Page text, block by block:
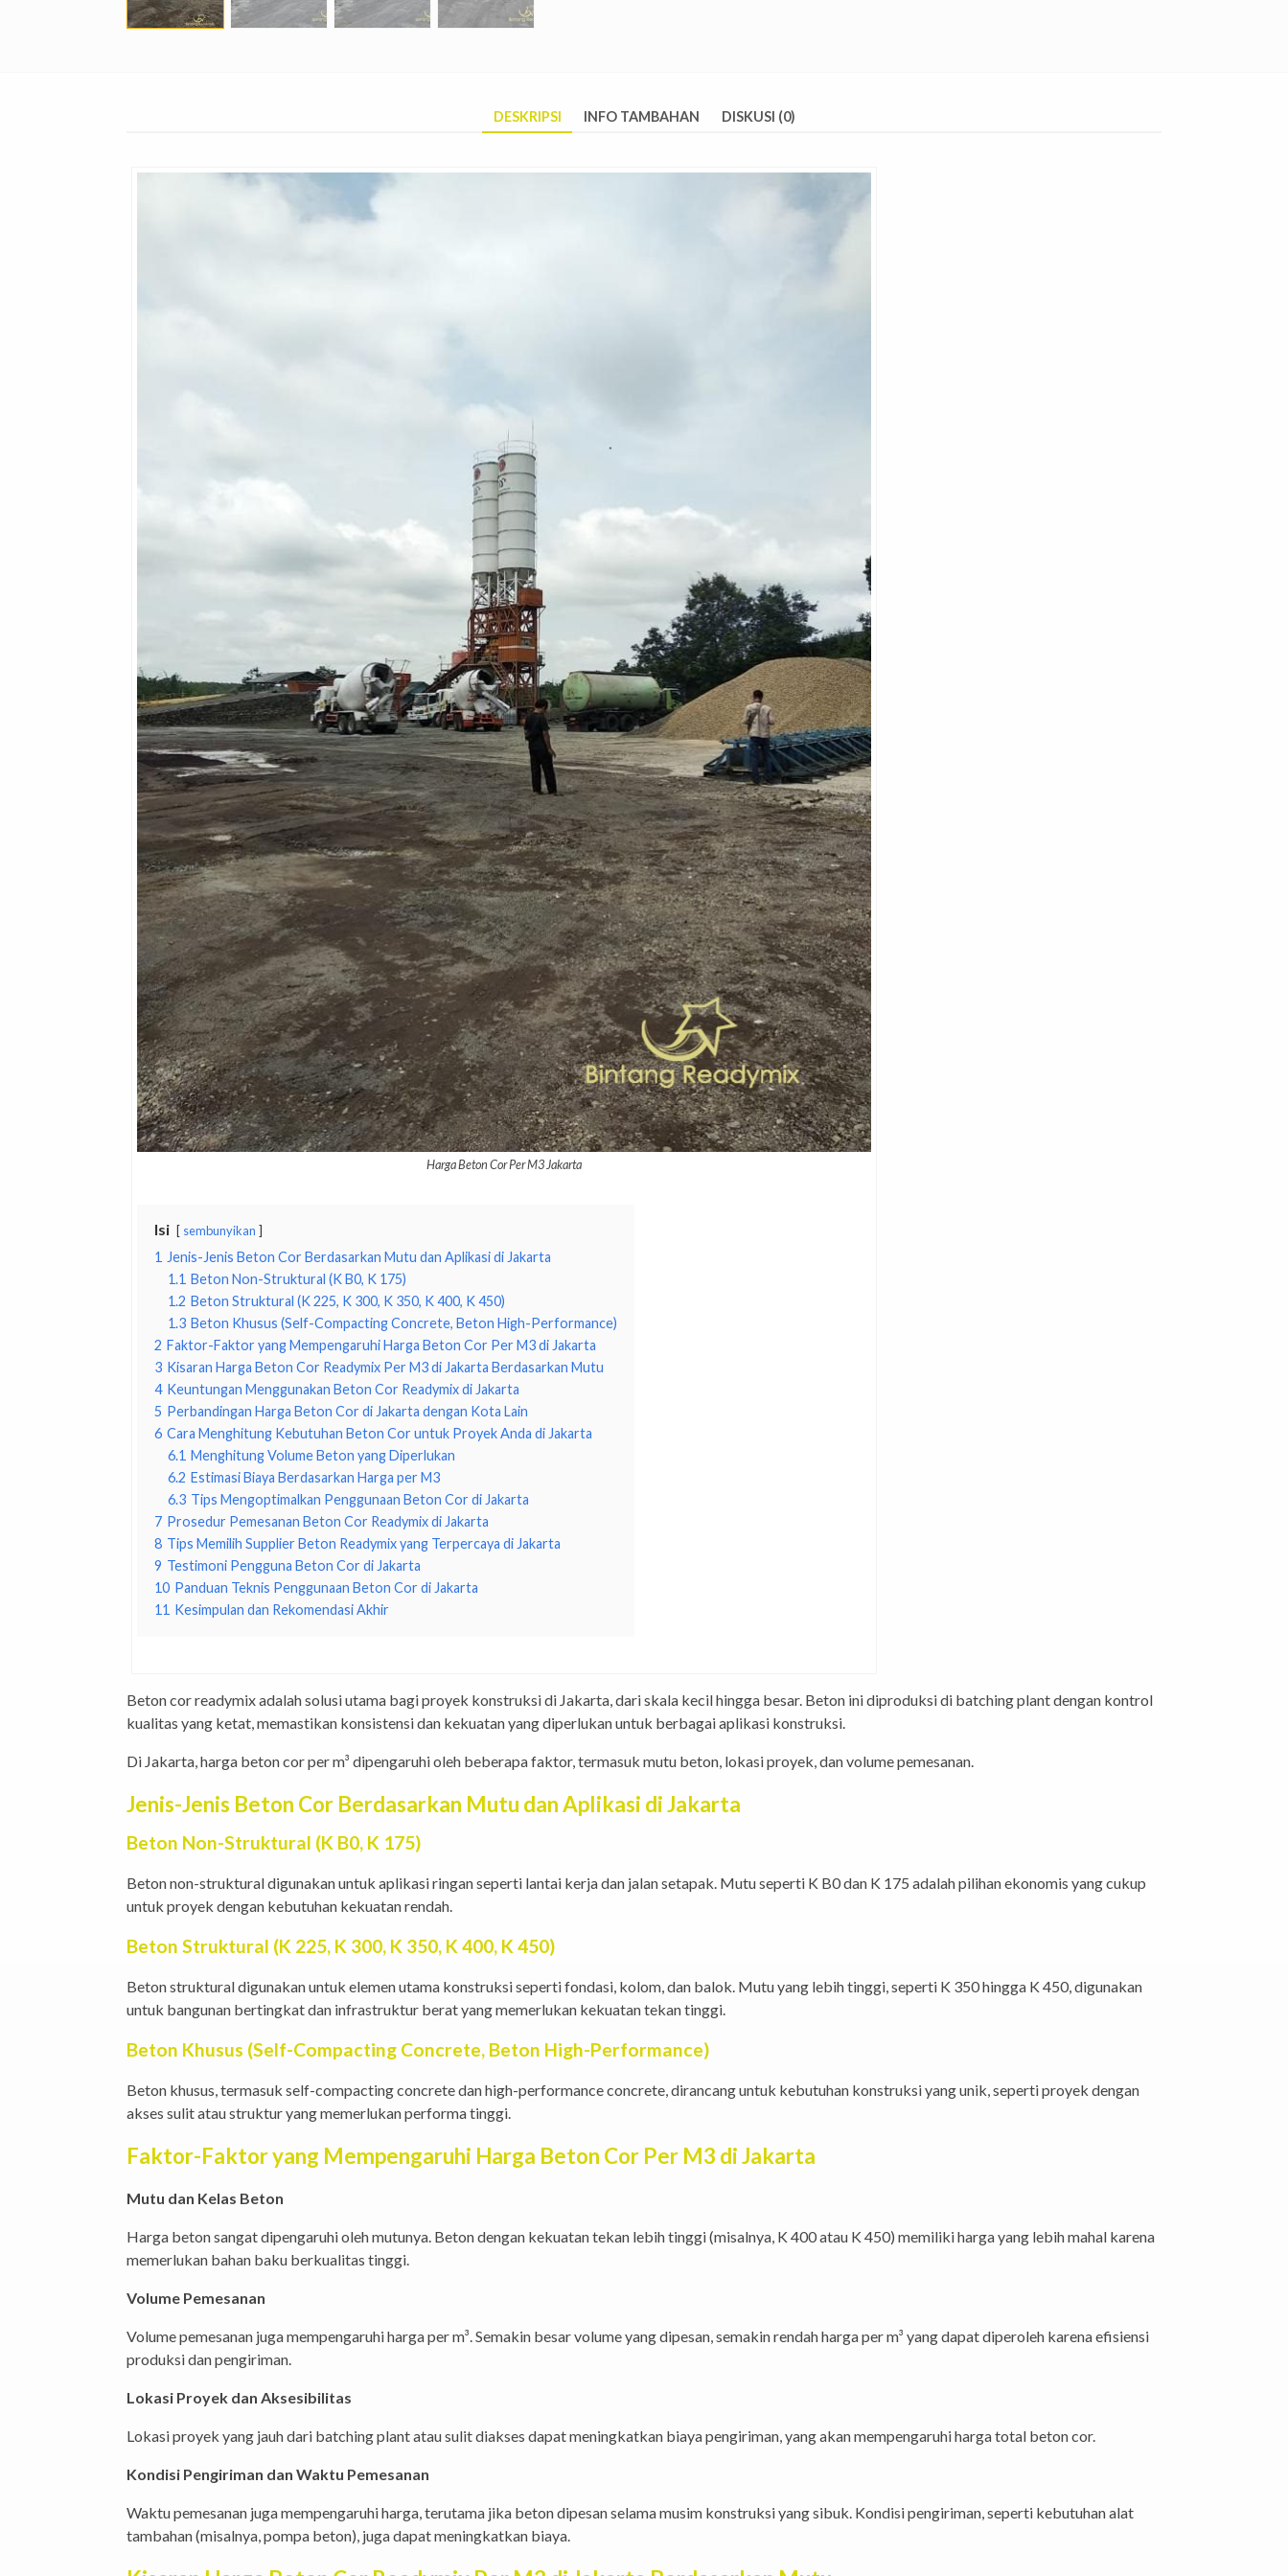
DESKRIPSI INFO TAMBAHAN DISKUSI (0)
Harga Beton Cor Per M3 Jakarta
Isi sembunyikan
1 Jenis-Jenis Beton Cor Berdasarkan Mutu dan Aplikasi di Jakarta
1.1 Beton Non-Struktural (K B0, K 175)
1.2 Beton Struktural (K 225, K 300, K 350, K 400, K 450)
1.3 Beton Khusus (Self-Compacting Concrete, Beton High-Performance)
2 Faktor-Faktor yang Mempengaruhi Harga Beton Cor Per M3 di Jakarta
3 Kisaran Harga Beton Cor Readymix Per M3 di Jakarta Berdasarkan Mutu
4 Keuntungan Menggunakan Beton Cor Readymix di Jakarta
5 Perbandingan Harga Beton Cor di Jakarta dengan Kota Lain
6 Cara Menghitung Kebutuhan Beton Cor untuk Proyek Anda di Jakarta
6.1 Menghitung Volume Beton yang Diperlukan
6.2 Estimasi Biaya Berdasarkan Harga per M3
6.3 Tips Mengoptimalkan Penggunaan Beton Cor di Jakarta
7 Prosedur Pemesanan Beton Cor Readymix di Jakarta
8 Tips Memilih Supplier Beton Readymix yang Terpercaya di Jakarta
9 Testimoni Pengguna Beton Cor di Jakarta
10 Panduan Teknis Penggunaan Beton Cor di Jakarta
11 Kesimpulan dan Rekomendasi Akhir
Beton cor readymix adalah solusi utama bagi proyek konstruksi di Jakarta, dari skala kecil hingga besar. Beton ini diproduksi di batching plant dengan kontrol
kualitas yang ketat, memastikan konsistensi dan kekuatan yang diperlukan untuk berbagai aplikasi konstruksi.
Di Jakarta, harga beton cor per m³ dipengaruhi oleh beberapa faktor, termasuk mutu beton, lokasi proyek, dan volume pemesanan.
Jenis-Jenis Beton Cor Berdasarkan Mutu dan Aplikasi di Jakarta
Beton Non-Struktural (K B0, K 175)
Beton non-struktural digunakan untuk aplikasi ringan seperti lantai kerja dan jalan setapak. Mutu seperti K B0 dan K 175 adalah pilihan ekonomis yang cukup
untuk proyek dengan kebutuhan kekuatan rendah.
Beton Struktural (K 225, K 300, K 350, K 400, K 450)
Beton struktural digunakan untuk elemen utama konstruksi seperti fondasi, kolom, dan balok. Mutu yang lebih tinggi, seperti K 350 hingga K 450, digunakan
untuk bangunan bertingkat dan infrastruktur berat yang memerlukan kekuatan tekan tinggi.
Beton Khusus (Self-Compacting Concrete, Beton High-Performance)
Beton khusus, termasuk self-compacting concrete dan high-performance concrete, dirancang untuk kebutuhan konstruksi yang unik, seperti proyek dengan
akses sulit atau struktur yang memerlukan performa tinggi.
Faktor-Faktor yang Mempengaruhi Harga Beton Cor Per M3 di Jakarta
Mutu dan Kelas Beton
Harga beton sangat dipengaruhi oleh mutunya. Beton dengan kekuatan tekan lebih tinggi (misalnya, K 400 atau K 450) memiliki harga yang lebih mahal karena
memerlukan bahan baku berkualitas tinggi.
Volume Pemesanan
Volume pemesanan juga mempengaruhi harga per m³. Semakin besar volume yang dipesan, semakin rendah harga per m³ yang dapat diperoleh karena efisiensi
produksi dan pengiriman.
Lokasi Proyek dan Aksesibilitas
Lokasi proyek yang jauh dari batching plant atau sulit diakses dapat meningkatkan biaya pengiriman, yang akan mempengaruhi harga total beton cor.
Kondisi Pengiriman dan Waktu Pemesanan
Waktu pemesanan juga mempengaruhi harga, terutama jika beton dipesan selama musim konstruksi yang sibuk. Kondisi pengiriman, seperti kebutuhan alat
tambahan (misalnya, pompa beton), juga dapat meningkatkan biaya.